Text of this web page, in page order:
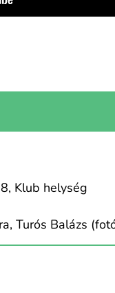
Klub helység
Turós Balázs